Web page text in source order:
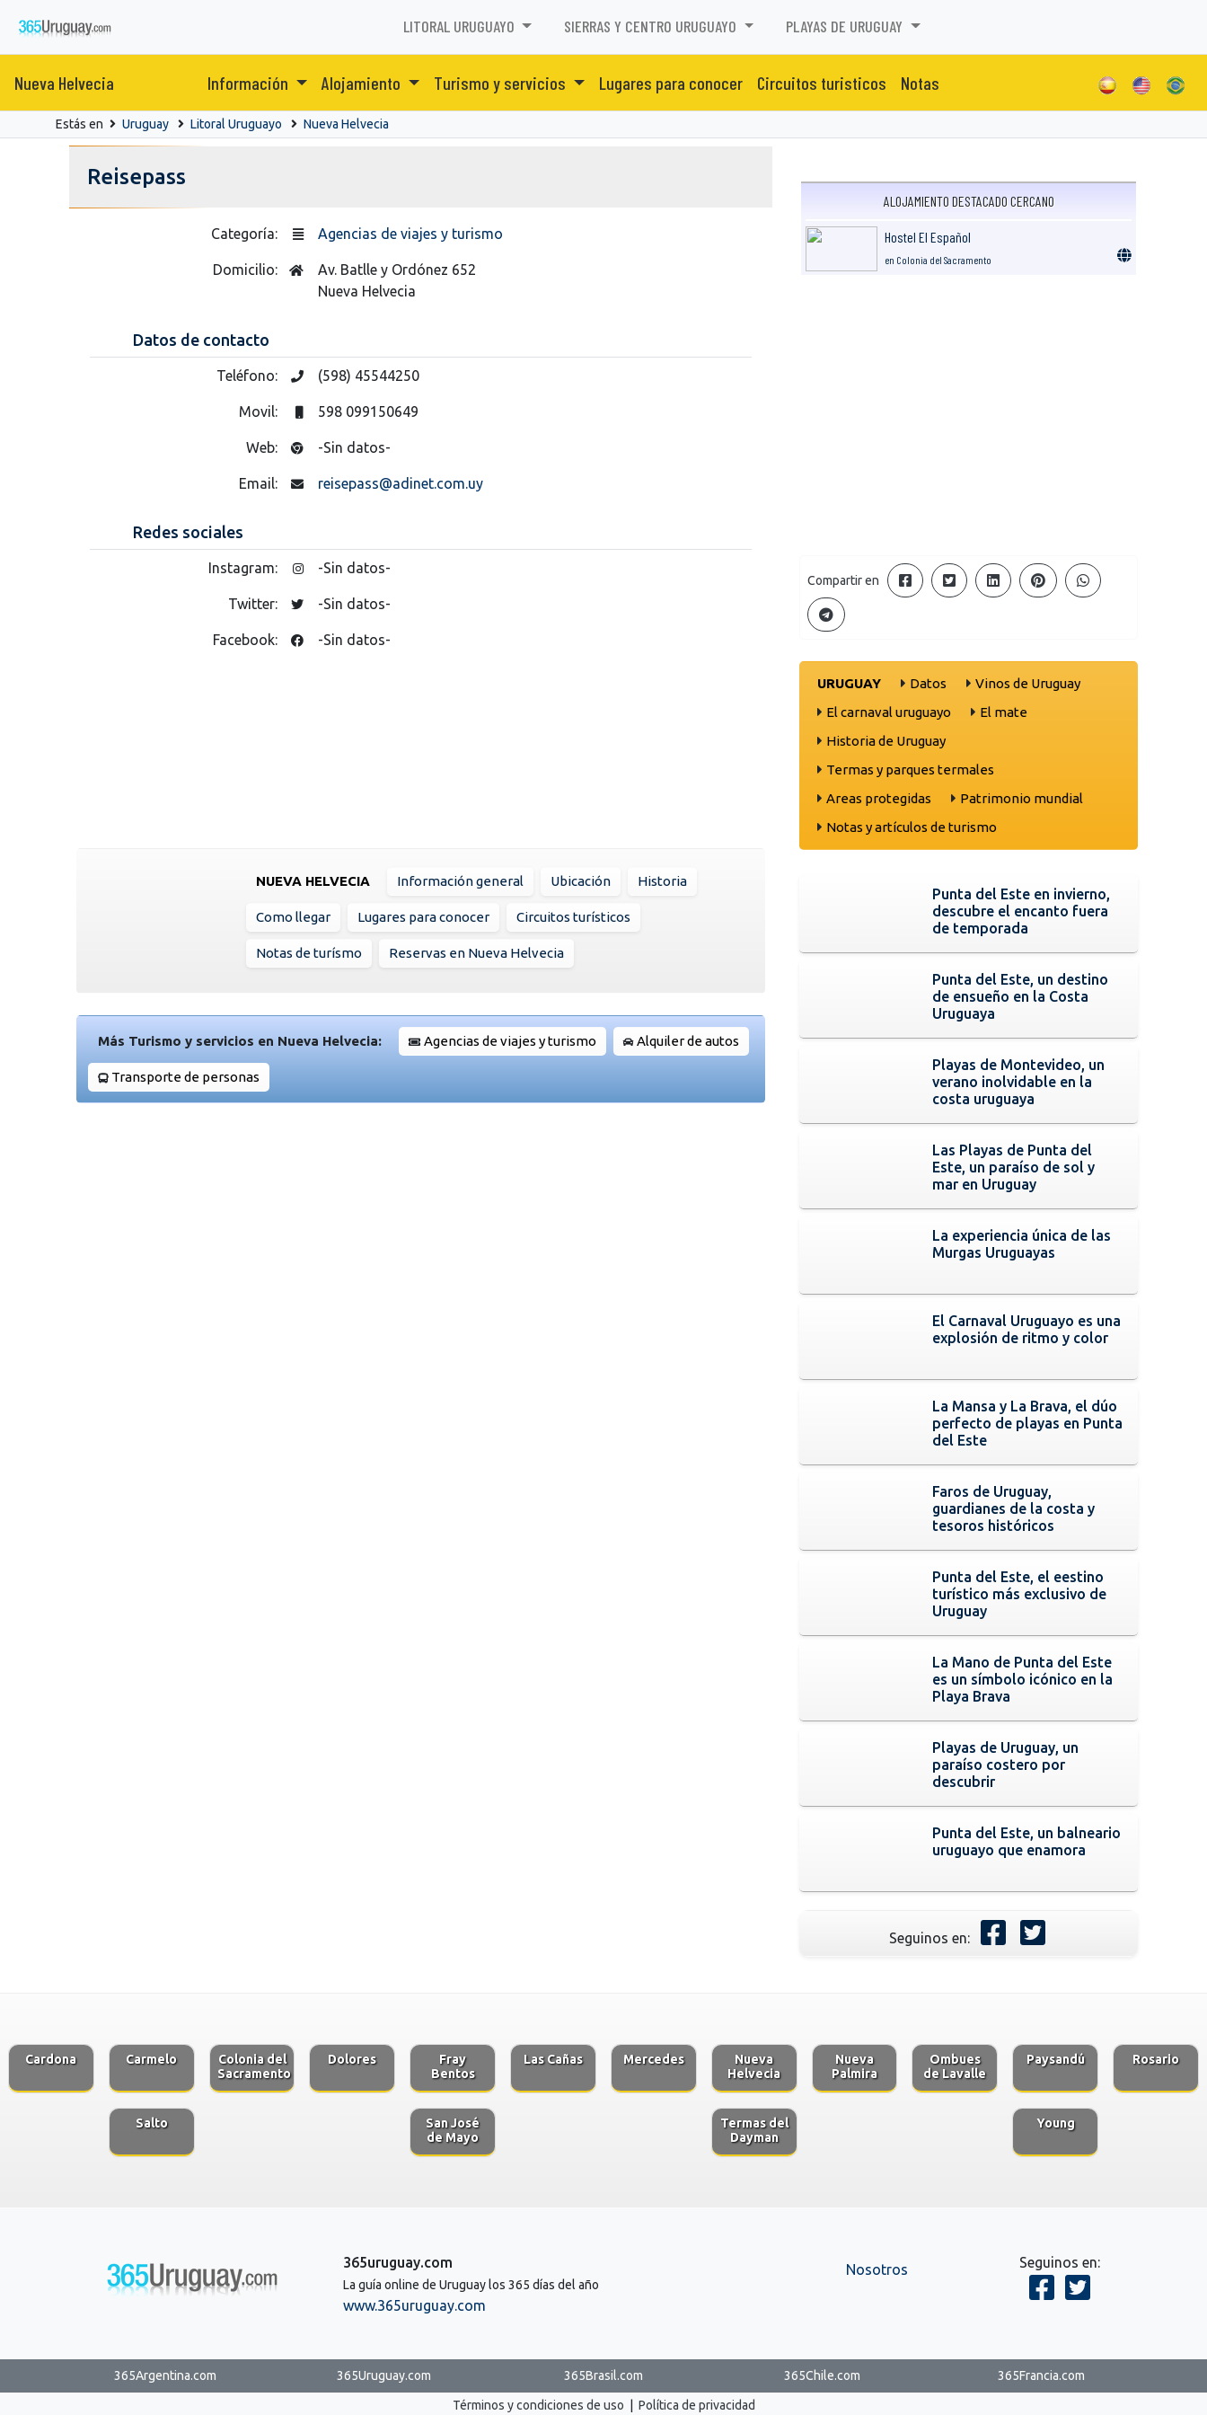
LITORAL URUGUAYO SIERRAS Y CENTRO URUGUAYO PLAYAS DE URUGUAY
Nueva Helvecia Información Alojamiento Turismo y servicios Lugares para conocer Circuitos turisticos Notas
Estás en Uruguay Litoral Uruguayo Nueva Helvecia
Reisepass
Categoría: Agencias de viajes y turismo
Domicilio:
Av. Batlle y Ordónez 652
Nueva Helvecia
Datos de contacto
Teléfono: (598) 45544250
Movil: 598 099150649
Web: -Sin datos-
Email: reisepass@adinet.com.uy
Redes sociales
Instagram: -Sin datos-
Twitter: -Sin datos-
Facebook: -Sin datos-
NUEVA HELVECIA Información general Ubicación Historia
Como llegar Lugares para conocer Circuitos turísticos
Notas de turísmo Reservas en Nueva Helvecia
Más Turismo y servicios en Nueva Helvecia: Agencias de viajes y turismo Alquiler de autos
Transporte de personas
ALOJAMIENTO DESTACADO CERCANO
Hostel El Español
en Colonia del Sacramento
Compartir en
URUGUAY Datos
Vinos de Uruguay
El carnaval uruguayo
El mate
Historia de Uruguay
Termas y parques termales
Areas protegidas
Patrimonio mundial
Notas y artículos de turismo
Punta del Este en invierno,
descubre el encanto fuera
de temporada
Punta del Este, un destino
de ensueño en la Costa
Uruguaya
Playas de Montevideo, un
verano inolvidable en la
costa uruguaya
Las Playas de Punta del
Este, un paraíso de sol y
mar en Uruguay
La experiencia única de las
Murgas Uruguayas
El Carnaval Uruguayo es una
explosión de ritmo y color
La Mansa y La Brava, el dúo
perfecto de playas en Punta
del Este
Faros de Uruguay,
guardianes de la costa y
tesoros históricos
Punta del Este, el eestino
turístico más exclusivo de
Uruguay
La Mano de Punta del Este
es un símbolo icónico en la
Playa Brava
Playas de Uruguay, un
paraíso costero por
descubrir
Punta del Este, un balneario
uruguayo que enamora
Seguinos en:
Cardona Carmelo
Colonia del
Sacramento
Dolores
Fray
Bentos
Las Cañas Mercedes
Nueva
Helvecia
Nueva
Palmira
Ombues
de Lavalle
Paysandú Rosario
Salto
San José
de Mayo
Termas del
Dayman
Young
365uruguay.com
La guía online de Uruguay los 365 días del año
www.365uruguay.com
Nosotros Seguinos en:
365Argentina.com 365Uruguay.com 365Brasil.com 365Chile.com 365Francia.com
Términos y condiciones de uso Política de privacidad